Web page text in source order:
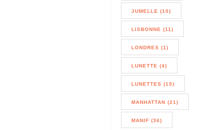
JUMELLE (10)
LISBONNE (11)
LONDRES (1)
LUNETTE (4)
LUNETTES (15)
MANHATTAN (21)
MANIF (36)